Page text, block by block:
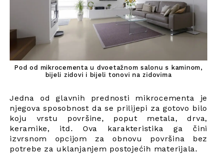
Pod od mikrocementa u dvoetažnom salonu s kaminom,
bijeli zidovi i bijeli tonovi na zidovima
Jedna od glavnih prednosti mikrocementa je
njegova sposobnost da se prilijepi za gotovo bilo
koju vrstu površine, poput metala, drva,
keramike, itd. Ova karakteristika ga čini
izvrsnom opcijom za obnovu površina bez
potrebe za uklanjanjem postojećih materijala.